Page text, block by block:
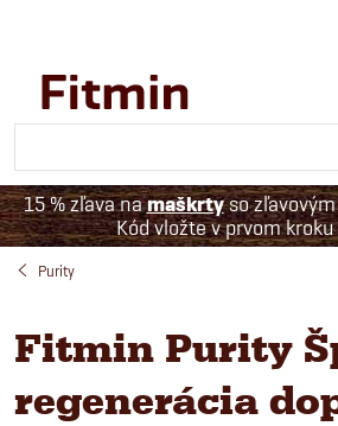
15 % zľava namaškrtyso
Kód vložte v prvom kroku
Purity
Fitmin Purity
regenerácia